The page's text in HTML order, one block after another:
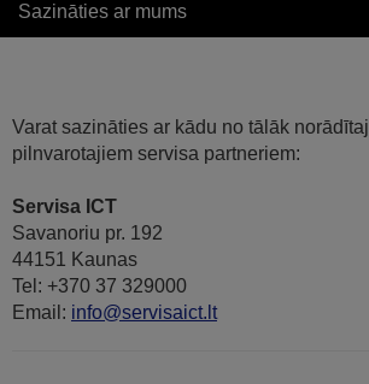
Sazināties ar mums
Varat sazināties ar kādu no tālāk
pilnvarotajiem servisa partneriem:
Servisa ICT
Savanoriu pr. 192
44151 Kaunas
Tel: +370 37 329000
Email: info@servisaict.lt